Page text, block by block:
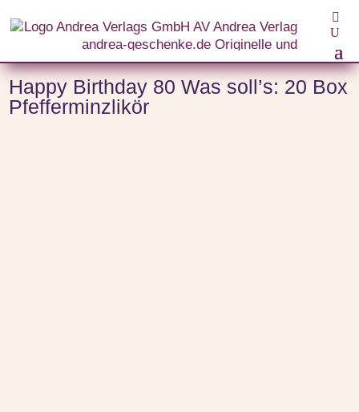
Start /Anlässe/Geburtstagsgeschenke zum Geburtstag/Geschenke zum 80. Geburtstag
/ Happy Birthday 80 Was soll’s: 20 Box Pfefferminzlikör
Happy Birthday 80 Was soll’s: 20 Box
Pfefferminzlikör